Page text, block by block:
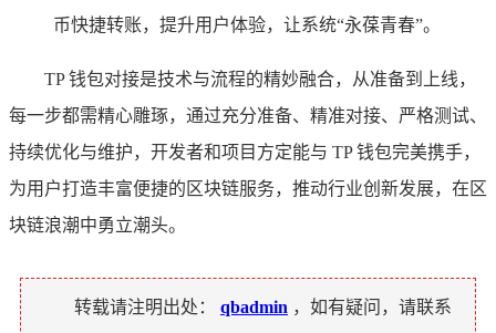
币快捷转账，提升用户体验，让系统“永葆青春”。
TP 钱包对接是技术与流程的精妙融合，从准备到上线，
每一步都需精心雕琢，通过充分准备、精准对接、严格测试、
持续优化与维护，开发者和项目方定能与 TP 钱包完美携手，
为用户打造丰富便捷的区块链服务，推动行业创新发展，在区
块链浪潮中勇立潮头。
转载请注明出处： qbadmin ，如有疑问，请联系